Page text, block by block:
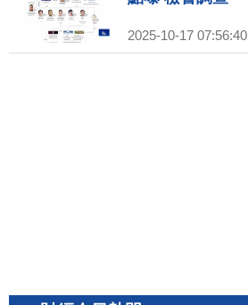
2025-10-17 07:56:40